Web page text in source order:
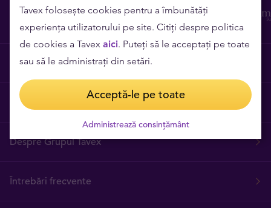
Contact
Cariere
Despre Grupul Tavex
Întrebări frecvente
Tavex folosește cookies pentru a îmbunătăți
experiența utilizatorului pe site. Citiți despre politica
de cookies a Tavex aici. Puteți să le acceptați pe toate
sau să le administrați din setări.
Acceptă-le pe toate
Administrează consințământ